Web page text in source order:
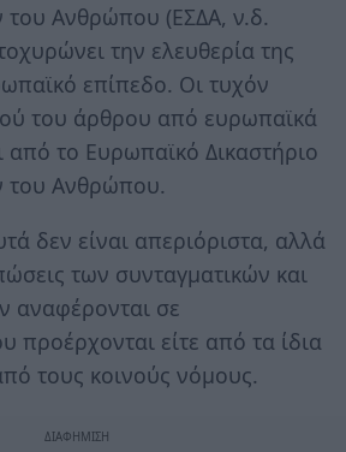
του Ανθρώπου (ΕΣΔΑ, ν.δ.
την ελευθερία της
επίπεδο. Οι τυχόν
του άρθρου από ευρωπαϊκά
από το Ευρωπαϊκό Δικαστήριο
του Ανθρώπου.
δεν είναι απεριόριστα, αλλά
των συνταγματικών και
αναφέρονται σε
προέρχονται είτε από τα ίδια
τους κοινούς νόμους.